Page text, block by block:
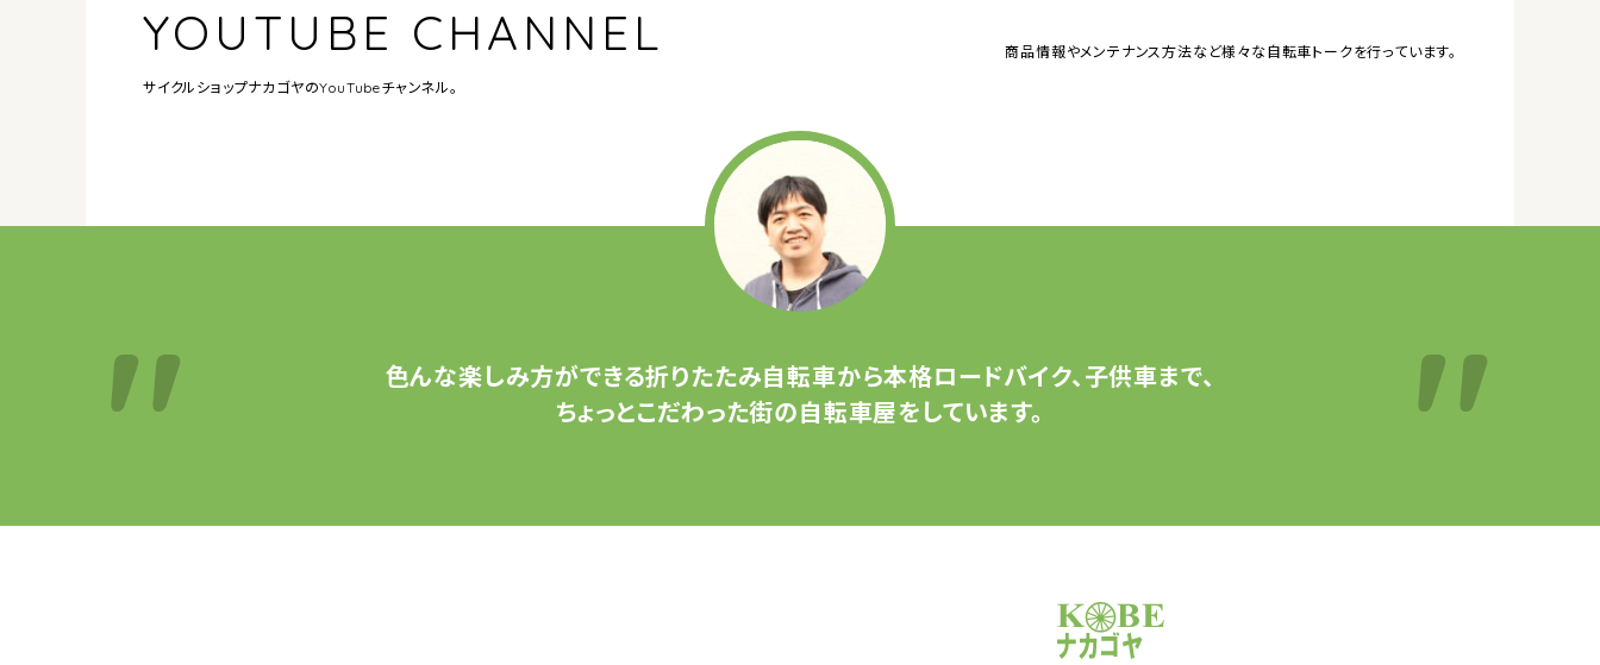
YOUTUBE CHANNEL
サイクルショップナカゴヤのYouTubeチャンネル。
商品情報やメンテナンス方法など様々な自転車トークを行っています。
色んな楽しみ方ができる折りたたみ自転車から本格ロードバイク、子供車まで、
ちょっとこだわった街の自転車屋をしています。
サイクルショップナカゴヤ